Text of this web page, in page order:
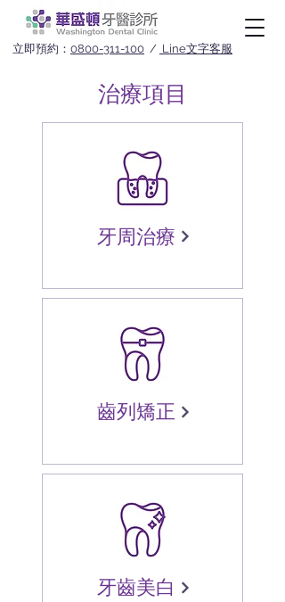
立即預約： 0800-311-100 / Line文字客服
治療項目
牙周治療
齒列矯正
牙齒美白